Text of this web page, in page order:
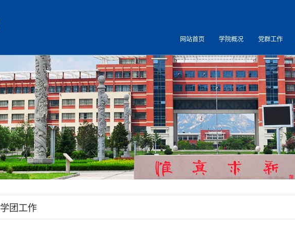
网站首页 学院概况 党群工作
学团工作